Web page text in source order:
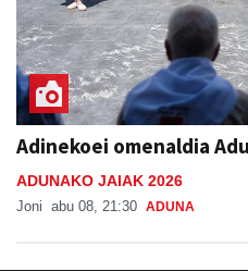
Adinekoei omenaldia
ADUNAKO JAIAK 2026
Joni abu 08, 21:30 ADUNA